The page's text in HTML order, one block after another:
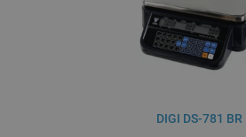
DIGI DS-781 BR